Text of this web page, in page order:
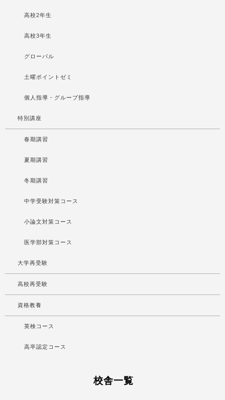
高校2年生
高校3年生
グローバル
土曜ポイントゼミ
個人指導・グループ指導
特別講座
春期講習
夏期講習
冬期講習
中学受験対策コース
小論文対策コース
医学部対策コース
大学再受験
高校再受験
資格教養
英検コース
高卒認定コース
校舎一覧